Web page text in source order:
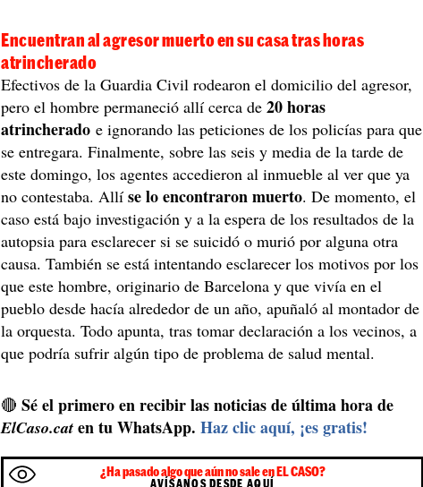
Encuentran al agresor muerto en su casa tras horas
atrincherado
Efectivos de la Guardia Civil rodearon el domicilio del agresor,
pero el hombre permaneció allí cerca de20 horas
atrincherado e ignorando las peticiones de los policías para que
se entregara. Finalmente, sobre las seis y media de la tarde de
este domingo, los agentes accedieron al inmueble al ver que ya
no contestaba. Allíse lo encontraron muerto. De momento, el
caso está bajo investigación y a la espera de los resultados de la
autopsia para esclarecer si se suicidó o murió por alguna otra
causa. También se está intentando esclarecer los motivos por los
que este hombre, originario de Barcelona y que vivía en el
pueblo desde hacía alrededor de un año, apuñaló al montador de
la orquesta. Todo apunta, tras tomar declaración a los vecinos, a
que podría sufrir algún tipo de problema de salud mental.
🔴Sé el primero en recibir las noticias de última hora de
ElCaso.cat en tu WhatsApp.Haz clic aquí, ¡es gratis!
¿Ha pasado algo que aún no sale en EL CASO?
AVÍSANOS DESDE AQUÍ